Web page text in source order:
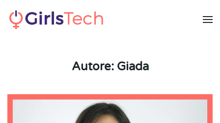
Skip to main content
Autore: Giada